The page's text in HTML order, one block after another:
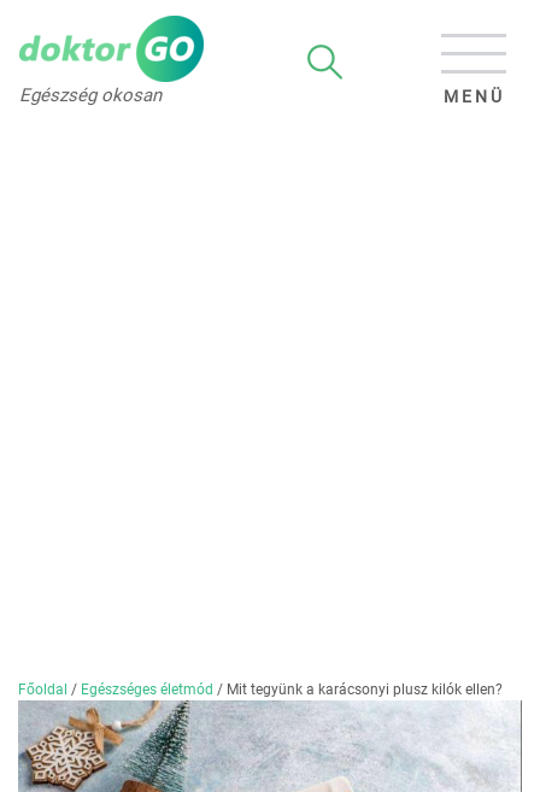
Egészség okosan MENÜ
Főoldal / Egészséges életmód / Mit tegyünk a karácsonyi plusz kilók ellen?